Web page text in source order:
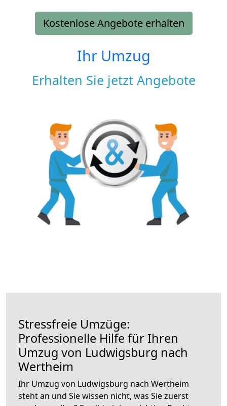
Kostenlose Angebote erhalten
Ihr Umzug
Erhalten Sie jetzt Angebote
Stressfreie Umzüge:
Professionelle Hilfe für Ihren
Umzug von Ludwigsburg nach
Wertheim
Ihr Umzug von Ludwigsburg nach Wertheim
steht an und Sie wissen nicht, was Sie zuerst